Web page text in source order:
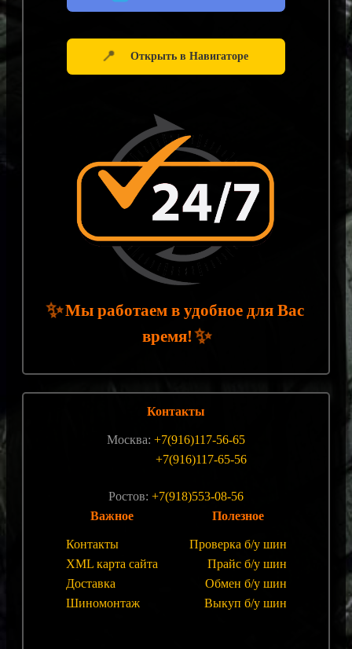
📍 Открыть в Навигаторе
✨Мы работаем в удобное для Вас
время!✨
Контакты
Москва: +7(916)117-56-65
+7(916)117-65-56
Ростов: +7(918)553-08-56
Важное
Контакты
XML карта сайта
Доставка
Шиномонтаж
Полезное
Проверка б/у шин
Прайс б/у шин
Обмен б/у шин
Выкуп б/у шин